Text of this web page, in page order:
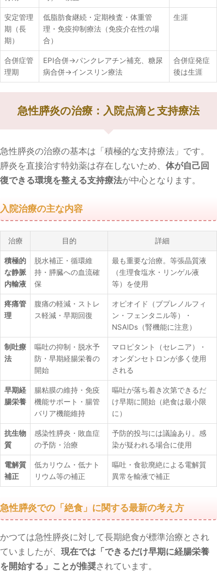
安定管理
期（長
期）
低脂肪食継続・定期検査・体重管
理・免疫抑制療法（免疫介在性の場
合）
生涯
合併症管
理期
EPI合併→パンクレアチン補充、糖尿
病合併→インスリン療法
合併症発症
後は生涯
急性膵炎の治療：入院点滴と支持療法
急性膵炎の治療の基本は「積極的な支持療法」です。
膵炎を直接治す特効薬は存在しないため、 体が自己回
復できる環境を整える支持療法が中心となります。
入院治療の主な内容
治療 目的 詳細
積極的
な静脈
内輸液
脱水補正・循環維
持・膵臓への血流確
保
最も重要な治療。等張晶質液
（生理食塩水・リンゲル液
等）を使用
疼痛管
理
腹痛の軽減・ストレ
ス軽減・早期回復
オピオイド（ブプレノルフィ
ン・フェンタニル等）・
NSAIDs（腎機能に注意）
制吐療
法
嘔吐の抑制・脱水予
防・早期経腸栄養の
開始
マロピタント（セレニア）・
オンダンセトロンが多く使用
される
早期経
腸栄養
腸粘膜の維持・免疫
機能サポート・腸管
バリア機能維持
嘔吐が落ち着き次第できるだ
け早期に開始（絶食は最小限
に）
抗生物
質
感染性膵炎・敗血症
の予防・治療
予防的投与には議論あり。感
染が疑われる場合に使用
電解質
補正
低カリウム・低ナト
リウム等の補正
嘔吐・食欲廃絶による電解質
異常を輸液で補正
急性膵炎での「絶食」に関する最新の考え方
かつては急性膵炎に対して長期絶食が標準治療とされ
ていましたが、 現在では「できるだけ早期に経腸栄養
を開始する」ことが推奨されています。